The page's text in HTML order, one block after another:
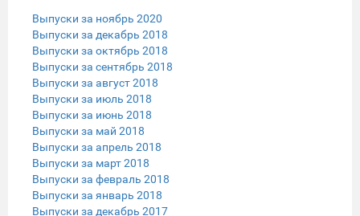
Выпуски за ноябрь 2020
Выпуски за декабрь 2018
Выпуски за октябрь 2018
Выпуски за сентябрь 2018
Выпуски за август 2018
Выпуски за июль 2018
Выпуски за июнь 2018
Выпуски за май 2018
Выпуски за апрель 2018
Выпуски за март 2018
Выпуски за февраль 2018
Выпуски за январь 2018
Выпуски за декабрь 2017